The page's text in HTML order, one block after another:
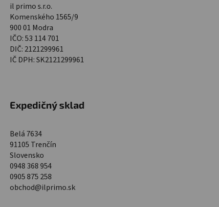
il primo s.r.o.
Komenského 1565/9
900 01 Modra
IČO: 53 114 701
DIČ: 2121299961
IČ DPH: SK2121299961
Expedičný sklad
Belá 7634
91105 Trenčín
Slovensko
0948 368 954
0905 875 258
obchod@ilprimo.sk